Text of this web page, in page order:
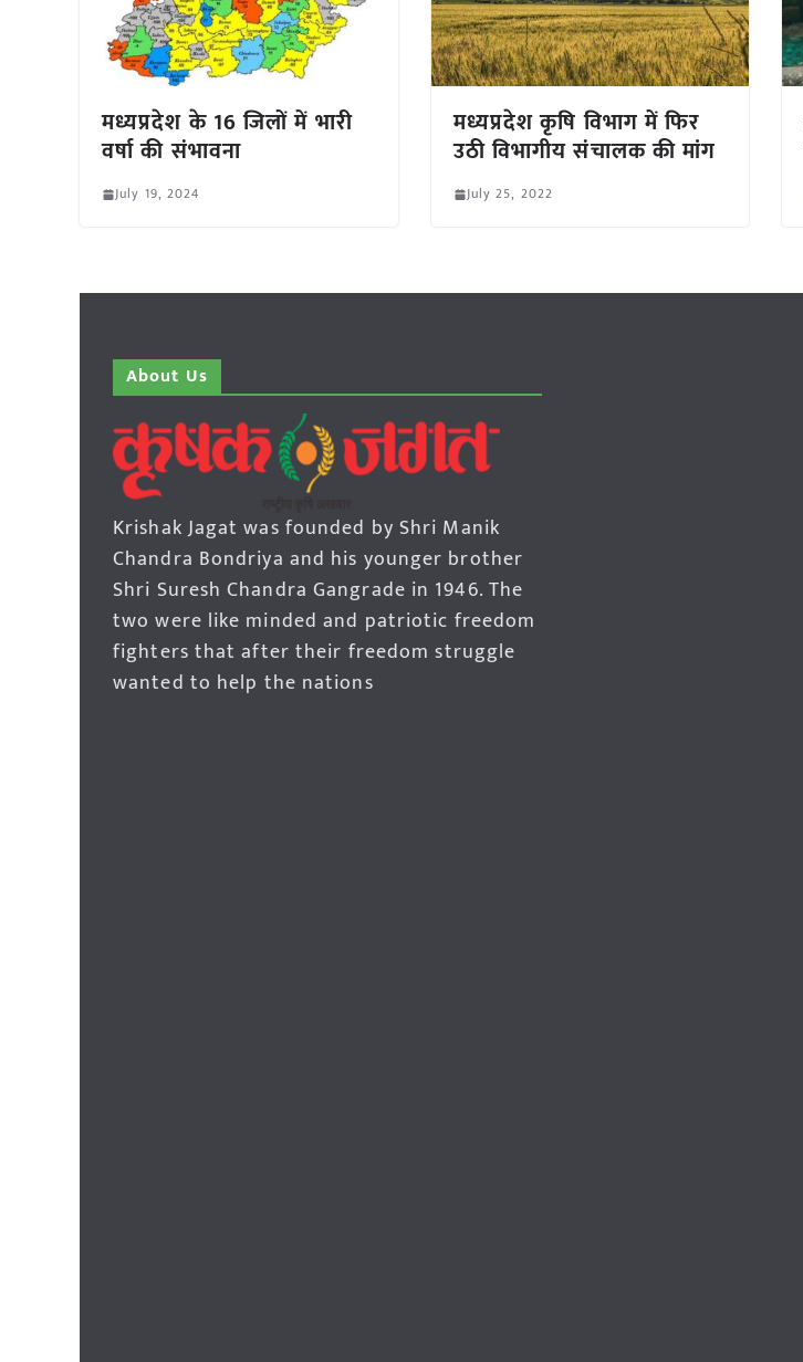
मध्यप्रदेश के 16 जिलों में भारी
वर्षा की संभावना
July 19, 2024
मध्यप्रदेश कृषि विभाग में फिर
उठी विभागीय संचालक की मांग
July 25, 2022
About Us
Krishak Jagat was founded by Shri Manik
Chandra Bondriya and his younger brother
Shri Suresh Chandra Gangrade in 1946. The
two were like minded and patriotic freedom
fighters that after their freedom struggle
wanted to help the nations